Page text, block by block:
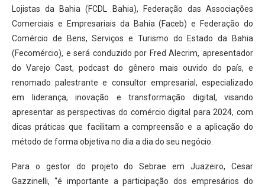
Lojistas da Bahia (FCDL Bahia), Federação das Associações
Comerciais e Empresariais da Bahia (Faceb) e Federação do
Comércio de Bens, Serviços e Turismo do Estado da Bahia
(Fecomércio), e será conduzido por Fred Alecrim, apresentador
do Varejo Cast, podcast do gênero mais ouvido do país, e
renomado palestrante e consultor empresarial, especializado
em liderança, inovação e transformação digital, visando
apresentar as perspectivas do comércio digital para 2024, com
dicas práticas que facilitam a compreensão e a aplicação do
método de forma objetiva no dia a dia do seu negócio.
Para o gestor do projeto do Sebrae em Juazeiro, Cesar
Gazzinelli, “é importante a participação dos empresários do